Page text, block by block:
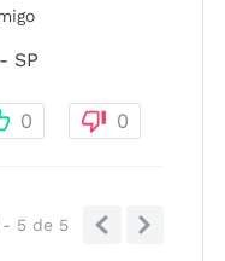
SP
0 0
- 5 de 5